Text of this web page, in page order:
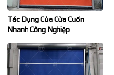
Tác Dụng Của Cửa Cuốn
Nhanh Công Nghiệp